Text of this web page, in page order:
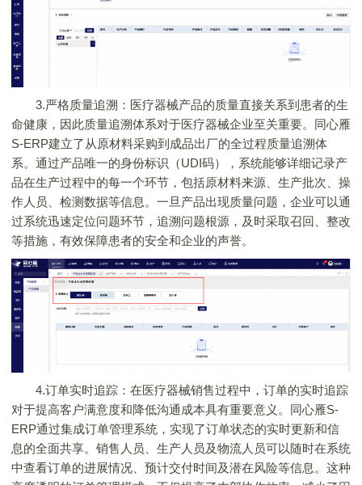
3.严格质量追溯：医疗器械产品的质量直接关系到患者的生
命健康，因此质量追溯体系对于医疗器械企业至关重要。同心雁
S-ERP建立了从原材料采购到成品出厂的全过程质量追溯体
系。通过产品唯一的身份标识（UDI码），系统能够详细记录产
品在生产过程中的每一个环节，包括原材料来源、生产批次、操
作人员、检测数据等信息。一旦产品出现质量问题，企业可以通
过系统迅速定位问题环节，追溯问题根源，及时采取召回、整改
等措施，有效保障患者的安全和企业的声誉。
4.订单实时追踪：在医疗器械销售过程中，订单的实时追踪
对于提高客户满意度和降低沟通成本具有重要意义。同心雁S-
ERP通过集成订单管理系统，实现了订单状态的实时更新和信
息的全面共享。销售人员、生产人员及物流人员可以随时在系统
中查看订单的进展情况、预计交付时间及潜在风险等信息。这种